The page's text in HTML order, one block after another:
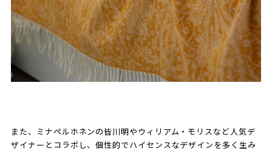
また、ミナペルホネンの皆川明やウィリアム・モリスなど人気デ
ザイナーとコラボし、個性的でハイセンスなデザインを多く生み